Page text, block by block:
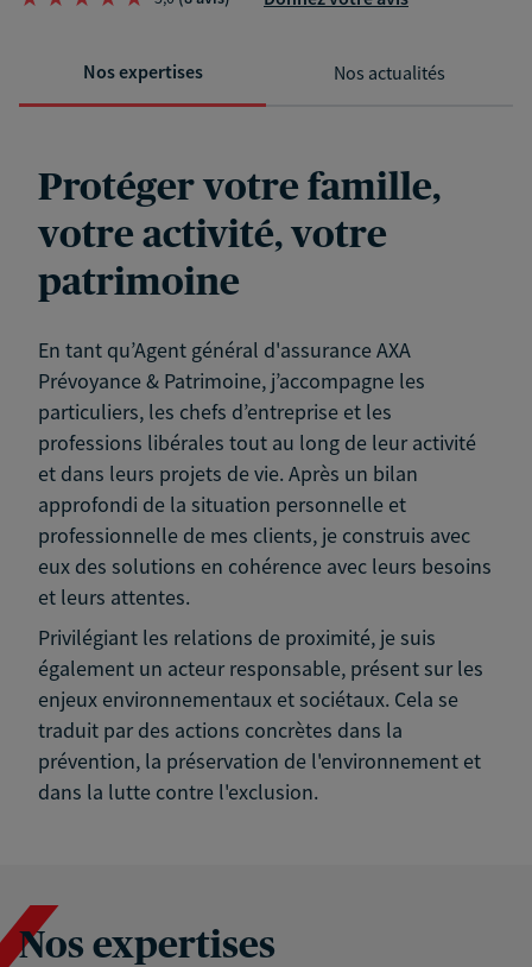
Nos expertises Nos actualités
Protéger votre famille,
votre activité, votre
patrimoine
En tant qu’Agent général d'assurance AXA
Prévoyance & Patrimoine, j’accompagne les
particuliers, les chefs d’entreprise et les
professions libérales tout au long de leur activité
et dans leurs projets de vie. Après un bilan
approfondi de la situation personnelle et
professionnelle de mes clients, je construis avec
eux des solutions en cohérence avec leurs besoins
et leurs attentes.
Privilégiant les relations de proximité, je suis
également un acteur responsable, présent sur les
enjeux environnementaux et sociétaux. Cela se
traduit par des actions concrètes dans la
prévention, la préservation de l'environnement et
dans la lutte contre l'exclusion.
Nos expertises